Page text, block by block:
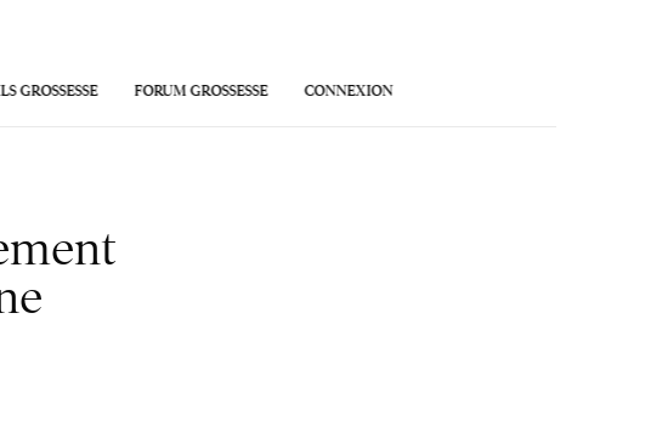
GROSSESSE FORUM GROSSESSE CONNEXION